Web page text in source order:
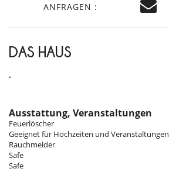
ANFRAGEN :
DAS HAUS
.
Ausstattung, Veranstaltungen
Feuerlöscher
Geeignet für Hochzeiten und Veranstaltungen
Rauchmelder
Safe
Safe